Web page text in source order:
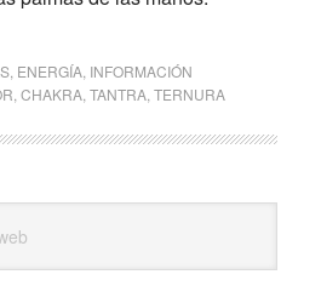
, ENERGÍA, INFORMACIÓN
CHAKRA, TANTRA, TERNURA